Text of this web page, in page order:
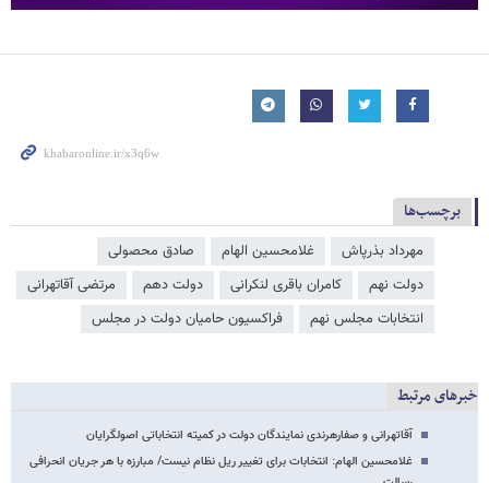
برچسب‌ها
مهرداد بذرپاش غلامحسین الهام
صادق محصولی
دولت نهم
کامران باقری لنکرانی دولت دهم
مرتضی آقاتهرانی
انتخابات مجلس نهم
فراکسیون حامیان دولت در مجلس
خبرهای مرتبط
آقاتهرانی و صفارهرندی نمایندگان دولت در کمیته انتخاباتی اصولگرایان
غلامحسین الهام: انتخابات برای تغییر ریل نظام نیست/ مبارزه با هر جریان انحرافی